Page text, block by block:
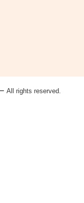
All rights reserved.